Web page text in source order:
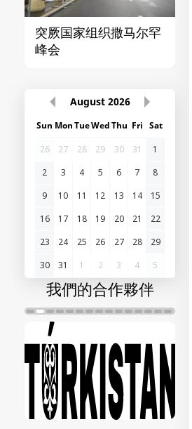
突厥国家组织撒马尔罕
峰会
August 2026
Sun MonTueWedThu Fri Sat
26
27 28 29 30 31
1
2
3 4 5 6 7
8
9
10 11 12 13 14
15
16
17 18 19 20 21
22
23
24 25 26 27 28
29
30
31 1 2 3 4 5
我們的合作夥伴